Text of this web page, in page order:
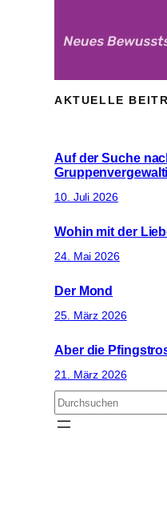
AKTUELLE
Auf der Suche
10. Juli 2026
Wohin mit der
24. Mai 2026
Der Mond
25. März 2026
Aber die
21. März 2026
S
u